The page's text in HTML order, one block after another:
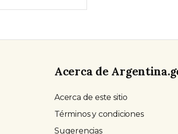
Acerca de
Acerca de este sitio
Términos y condiciones
Sugerencias